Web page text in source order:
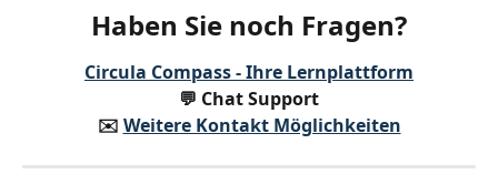
Haben Sie noch Fragen?
Circula Compass - Ihre Lernplattform
💬 Chat Support
✉️️ Weitere Kontakt Möglichkeiten